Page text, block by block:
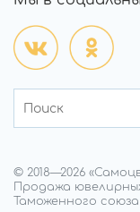
© 2018—2026
Продажа
Таможенного союза